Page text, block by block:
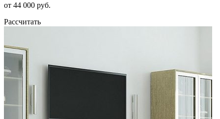
от 44 000 руб.
Рассчитать